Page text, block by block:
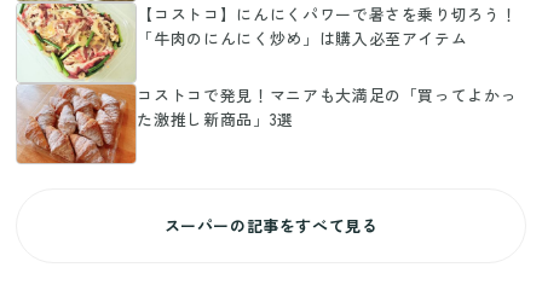
【コストコ】にんにくパワーで暑さを乗り切ろう！
「牛肉のにんにく炒め」は購入必至アイテム
コストコで発見！マニアも大満足の「買ってよかっ
た激推し新商品」3選
スーパーの記事をすべて見る